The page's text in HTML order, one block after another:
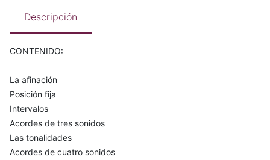
Descripción
CONTENIDO:
La afinación
Posición fija
Intervalos
Acordes de tres sonidos
Las tonalidades
Acordes de cuatro sonidos